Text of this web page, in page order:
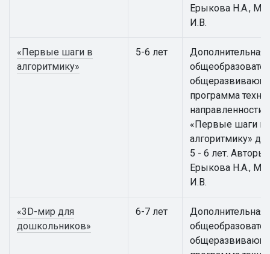
Ерыкова Н.А.,
И.В.
«Первые шаги в
алгоритмику»
5-6 лет
Дополнительная
программа
направленности
«Первые шаги в
алгоритмику»
5 - 6 лет. Авторы:
Ерыкова Н.А.,
И.В.
«3D-мир для
дошкольников»
6-7 лет
Дополнительная